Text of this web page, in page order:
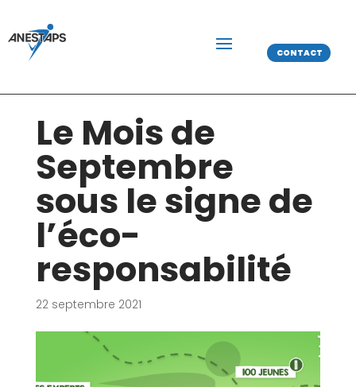
CONTACT
Le Mois de
Septembre
sous le signe de
l’éco-
responsabilité
22 septembre 2021